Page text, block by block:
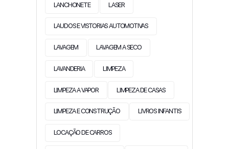
LANCHONETE LASER
LAUDOS E VISTORIAS AUTOMOTIVAS
LAVAGEM LAVAGEM A SECO
LAVANDERIA LIMPEZA
LIMPEZA A VAPOR LIMPEZA DE CASAS
LIMPEZA E CONSTRUÇÃO LIVROS INFANTIS
LOCAÇÃO DE CARROS